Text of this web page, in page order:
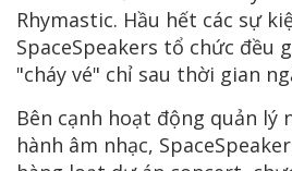
Rhymastic. Hầu hết các sự
SpaceSpeakers tổ chức đều
"cháy vé" chỉ sau thời gian
Bên cạnh hoạt động quản lý
hành âm nhạc,